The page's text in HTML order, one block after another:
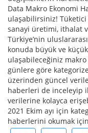
Data Makro Ekonomi
ulaşabilirsiniz! Tüketici
sanayi üretimi, ithalat
Türkiye’nin
konuda büyük ve
ulaşabileceğiniz
günlere göre
üzerinden güncel
haberleri de inceleyip
verilerine kolayca
2021 Ekim ayı için
haberlerini okumak